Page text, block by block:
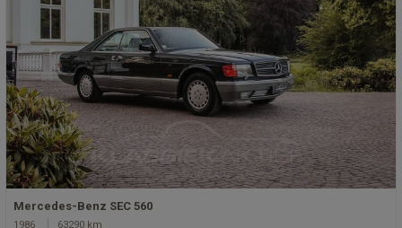
Mercedes-Benz SEC 560
1986 63290 km